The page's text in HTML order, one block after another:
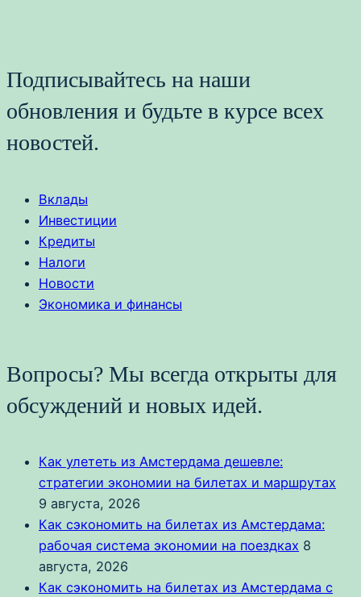
Подписывайтесь на наши
обновления и будьте в курсе всех
новостей.
Вклады
Инвестиции
Кредиты
Налоги
Новости
Экономика и финансы
Вопросы? Мы всегда открыты для
обсуждений и новых идей.
Как улететь из Амстердама дешевле:
стратегии экономии на билетах и маршрутах
9 августа, 2026
Как сэкономить на билетах из Амстердама:
рабочая система экономии на поездках 8
августа, 2026
Как сэкономить на билетах из Амстердама с